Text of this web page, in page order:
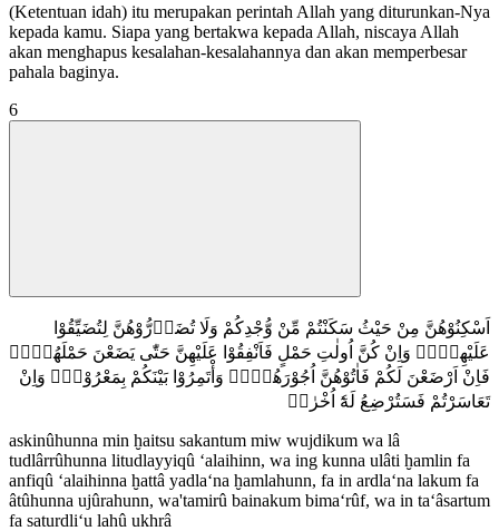
(Ketentuan idah) itu merupakan perintah Allah yang diturunkan-Nya
kepada kamu. Siapa yang bertakwa kepada Allah, niscaya Allah
akan menghapus kesalahan-kesalahannya dan akan memperbesar
pahala baginya.
6
اَسْكِنُوْهُنَّ مِنْ حَيْثُ سَكَنْتُمْ مِّنْ وُّجْدِكُمْ وَلَا تُضَاۤرُّوْهُنَّ لِتُضَيِّقُوْا
عَلَيْهِنَّۗ وَاِنْ كُنَّ اُولٰتِ حَمْلٍ فَاَنْفِقُوْا عَلَيْهِنَّ حَتّٰى يَضَعْنَ حَمْلَهُنَّۚ
فَاِنْ اَرْضَعْنَ لَكُمْ فَاٰتُوْهُنَّ اُجُوْرَهُنَّۚ وَأْتَمِرُوْا بَيْنَكُمْ بِمَعْرُوْفٍۚ وَاِنْ
تَعَاسَرْتُمْ فَسَتُرْضِعُ لَهٗٓ اُخْرٰىۗ
askinûhunna min ḫaitsu sakantum miw wujdikum wa lâ
tudlârrûhunna litudlayyiqû ‘alaihinn, wa ing kunna ulâti ḫamlin fa
anfiqû ‘alaihinna ḫattâ yadla‘na ḫamlahunn, fa in ardla‘na lakum fa
âtûhunna ujûrahunn, wa'tamirû bainakum bima‘rûf, wa in ta‘âsartum
fa saturdli‘u lahû ukhrâ